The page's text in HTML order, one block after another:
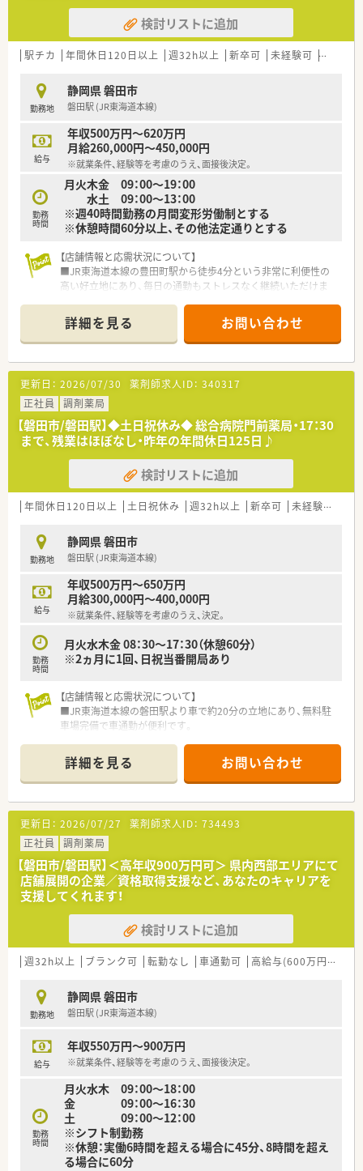
【法人特徴について】
■精神科病院を中心に、介護老人保健施設やグループホームとも
連携し、充実した医療と介護を提供しております。
■地域に根ざした精神科医療を通じて、患者様が安心して生活で
■思春期の子どもたちの心のケアに特に力を入れており、院内に
特別支援学級を開設するなどの取り組みがあります。
【勤務実態について】
■月曜日から土曜日のうち、8時30分から17時15分までの勤務
となり、残業はほとんど発生しない環境です。
■土曜日はスタッフ同士が交代でシフト勤務を行っており、有給
休暇も非常に取得しやすい職場の雰囲気があります。
■当直や病棟での服薬指導といった業務は発生しないため、身体
的な負担も少なく、自分のペースで業務が可能です。
■年間休日120日以上の職場で、残業を気にすることなく毎日決
まった時間に帰宅したいと強く希望されている方。
■精神科領域の処方に興味があり、特に児童思春期の発達障害や
心のケアに関する専門知識を身につけたい方。
■当直業務や病棟での服薬指導がない落ち着いた環境で、調剤業
務や医薬品の管理業務に専念したいと考える方。
検討リストに追加
駅チカ 年間休日120日以上 週32h以上 新卒可 未経験可 ブラン
勤務地
静岡県 磐田市
磐田駅 (JR東海道本線)
給与
年収500万円～620万円
月給260,000円～450,000円
※就業条件、経験等を考慮のうえ、面接後決定。
勤務
時間
月火木金 09：00～19：00
水土 09：00～13：00
※週40時間勤務の月間変形労働制とする
※休憩時間60分以上、その他法定通りとする
【店舗情報と応需状況について】
■JR東海道本線の豊田町駅から徒歩4分という非常に利便性の
高い好立地にあり、毎日の通勤もストレスなく継続いただけま
■内科クリニックをメインに内科や消化器科の処方箋を1日平均
40枚ほど応需しており、じっくりと患者様に向き合えます。
■薬剤師は常時2名体制を敷いており、事務スタッフとも緊密に
連携しながら対応しております。
【法人特徴について】
■会社設立は1993年ですが母体は1981年から続く歴史ある法
人であり、浜松を中心に1,000年続く企業を目指して発展してい
ます。
■「緑の葉」を意味する社名の通り、店舗カラーには緑を強調し
た清潔感のある造りを採用し、地域住民に親しまれる運営を行っ
■早くから在宅業務にも注力しており、専用の在宅医療室を完備
するなど、薬剤師が専門業務に特化できる先進的な環境を整えて
【求人情報について】
■正社員の勤務薬剤師として想定年収は500万円から720万円と
幅広く、これまでの経験やスキルを正当に評価して決定いたしま
す。
■住宅補助制度として単身者限定で月額45,000円までの補助が
用意されており、遠方から転職を希望される方の新生活を支援し
■入社時期は都度相談可能となっており、現職での引き継ぎ状況
等に合わせて調整いたしますので、無理のない転職が可能です。
詳細を見る お問い合わせ
更新日： 2026/07/30 薬剤師求人ID： 340317
正社員
調剤薬局
【磐田市/磐田駅】◆土日祝休み◆ 総合病院門前薬局・17：30
まで、残業はほぼなし・昨年の年間休日125日♪
検討リストに追加
年間休日120日以上 土日祝休み 週32h以上 新卒可 未経験可
勤務地
静岡県 磐田市
磐田駅 (JR東海道本線)
給与
年収500万円～650万円
月給300,000円～400,000円
※就業条件、経験等を考慮のうえ、決定。
勤務
時間
月火水木金 08：30～17：30（休憩60分）
※2ヵ月に1回、日祝当番開局あり
【店舗情報と応需状況について】
■JR東海道本線の磐田駅より車で約20分の立地にあり、無料駐
車場完備で車通勤が便利です。
度の処方箋に対応しています。
■薬剤師は常勤3名とパート1名のゆとりある体制で、事務員も
複数名在籍しており手厚い配置です。
【法人特徴について】
■千葉県を中心に展開する調剤薬局グループで、無借金経営を続
ける安定した経営基盤が強みです。
■無理な出店を行わず、門前医療機関との信頼関係を重視した堅
実な薬局運営を長年続けています。
■産休育休の取得率は100％を誇り、男性の育休取得実績もある
など働きやすい環境が整っています。
【職場環境と雰囲気】
■店舗は2階建ての広々とした作りで、清潔感のある調剤室や休
憩室が完備され快適に過ごせます。
好な働きやすい職場環境が自慢です。
■待合室も広くゆったりとしており、患者様だけでなく働くスタ
ッフにとっても快適な空間です。
【想定されるモデル年収】
内でも高水準の給与体系が魅力です。
■評価制度により最大で年間7ヶ月分の賞与支給実績もあり、年
収アップも十分に狙える環境です。
■残業代は1分単位で支給されるほか、住宅手当や資格手当など
の各種手当も充実しており安心です。
詳細を見る お問い合わせ
更新日： 2026/07/27 薬剤師求人ID： 734493
正社員
調剤薬局
【磐田市/磐田駅】＜高年収900万円可＞ 県内西部エリアにて
店舗展開の企業／資格取得支援など、あなたのキャリアを
支援してくれます！
検討リストに追加
週32h以上 ブランク可 転勤なし 車通勤可 高給与(600万円以上)
勤務地
静岡県 磐田市
磐田駅 (JR東海道本線)
給与
年収550万円～900万円
※就業条件、経験等を考慮のうえ、面接後決定。
勤務
時間
月火水木 09：00～18：00
金 09：00～16：30
土 09：00～12：00
※シフト制勤務
※休憩：実働6時間を超える場合に45分、8時間を超え
る場合に60分